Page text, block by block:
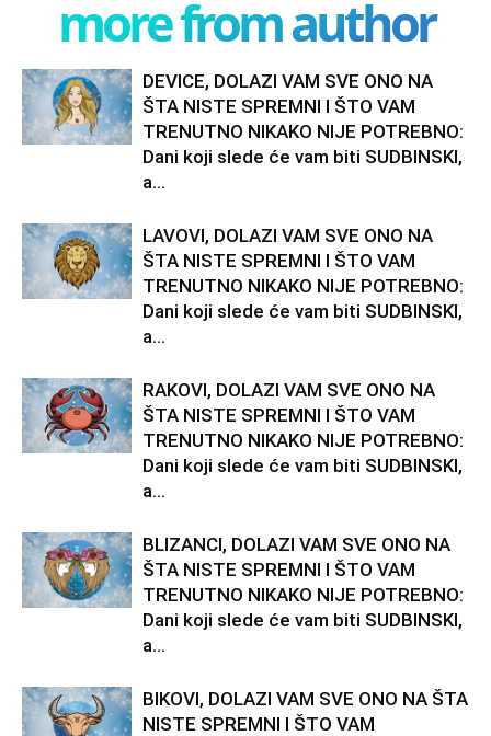
more from author
DEVICE, DOLAZI VAM SVE ONO NA
ŠTA NISTE SPREMNI I ŠTO VAM
TRENUTNO NIKAKO NIJE POTREBNO:
Dani koji slede će vam biti SUDBINSKI,
a...
LAVOVI, DOLAZI VAM SVE ONO NA
ŠTA NISTE SPREMNI I ŠTO VAM
TRENUTNO NIKAKO NIJE POTREBNO:
Dani koji slede će vam biti SUDBINSKI,
a...
RAKOVI, DOLAZI VAM SVE ONO NA
ŠTA NISTE SPREMNI I ŠTO VAM
TRENUTNO NIKAKO NIJE POTREBNO:
Dani koji slede će vam biti SUDBINSKI,
a...
BLIZANCI, DOLAZI VAM SVE ONO NA
ŠTA NISTE SPREMNI I ŠTO VAM
TRENUTNO NIKAKO NIJE POTREBNO:
Dani koji slede će vam biti SUDBINSKI,
a...
BIKOVI, DOLAZI VAM SVE ONO NA ŠTA
NISTE SPREMNI I ŠTO VAM